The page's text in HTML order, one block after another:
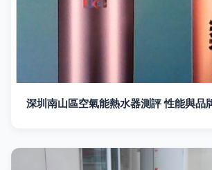
深圳南山區空氣能熱水器測評 性能與品